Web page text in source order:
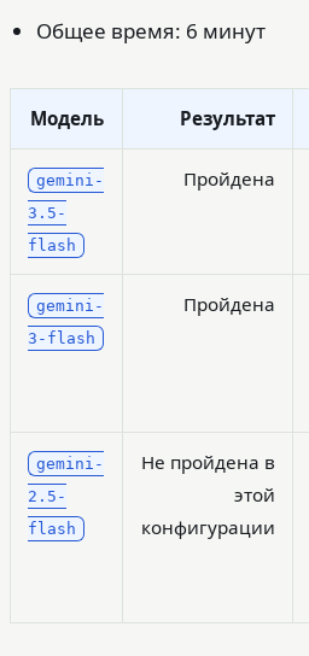
Общее время: 6 минут
Модель Результат
gemini-
3.5-
flash
Пройдена
gemini-
3-flash
Пройдена
gemini-
2.5-
flash
Не пройдена в
этой
конфигурации